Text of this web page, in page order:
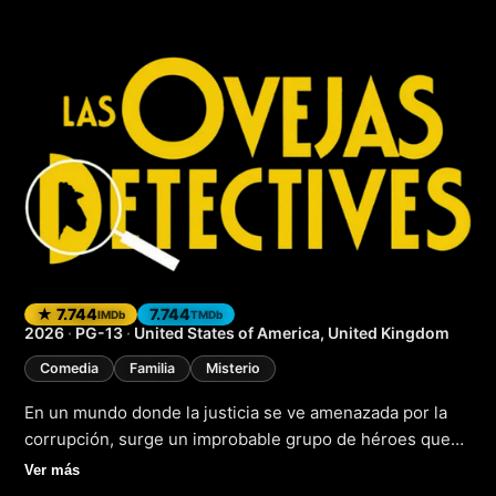
Las ovejas
★ 7.744IMDb 7.744TMDb
2026 · PG-13 · United States of America, United Kingdom
Comedia Familia Misterio
En un mundo donde la justicia se ve amenazada por la
corrupción, surge un improbable grupo de héroes que
cambiará el curso de la historia. En la pequeña aldea de
Ver más